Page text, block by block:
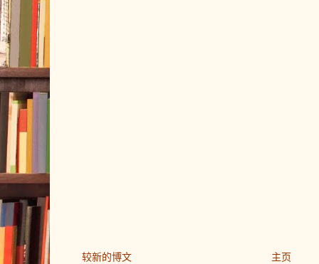
较新的博文 主页